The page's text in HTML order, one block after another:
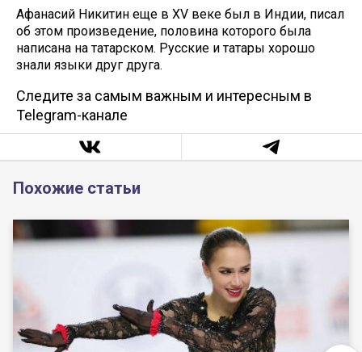
Афанасий Никитин еще в XV веке был в Индии, писал
об этом произведение, половина которого была
написана на татарском. Русские и татары хорошо
знали языки друг друга.
Следите за самым важным и интересным в
Telegram-канале
Похожие статьи